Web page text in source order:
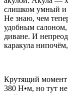
слишком умный и
Не знаю, чем
удобным
диване. И
каракула
Крутящий момент
380 Н•м, но тут